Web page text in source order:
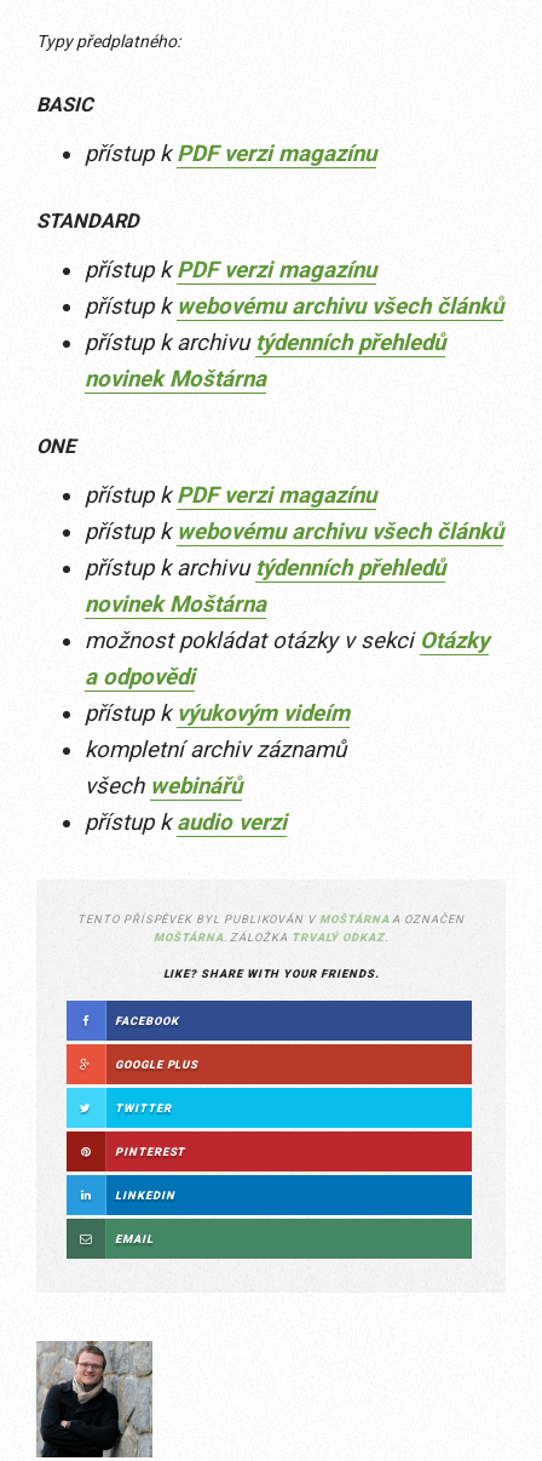
Typy předplatného:
BASIC
přístup kPDF verzi magazínu
STANDARD
přístup kPDF verzi magazínu
přístup k webovému archivu všech článků
přístup k archivu týdenních přehledů
novinek Moštárna
ONE
přístup kPDF verzi magazínu
přístup kwebovému archivu všech článků
přístup k archivu týdenních přehledů
novinek Moštárna
možnost pokládat otázky v sekci Otázky
a odpovědi
přístup k výukovým videím
kompletní archiv záznamů
všech webinářů
přístup kaudio verzi
TENTO PŘÍSPĚVEK BYL PUBLIKOVÁN V MOŠTÁRNA A OZNAČEN
MOŠTÁRNA . ZÁLOŽKA TRVALÝ ODKAZ
LIKE? SHARE WITH YOUR FRIENDS.
FACEBOOK
GOOGLE PLUS
TWITTER
PINTEREST
LINKEDIN
EMAIL